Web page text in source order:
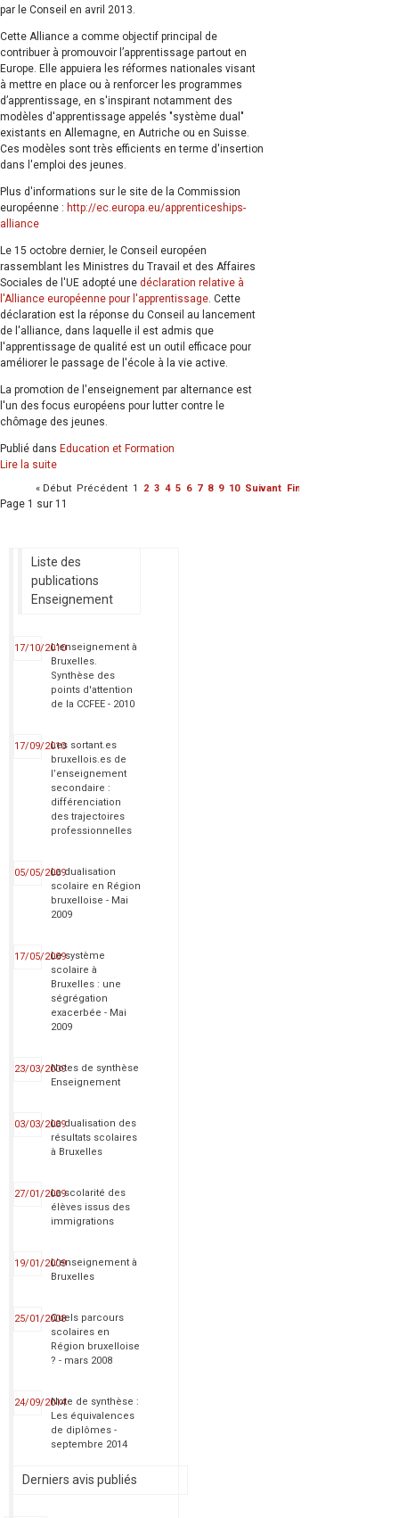
par le Conseil en avril 2013.
Cette Alliance a comme objectif principal de
contribuer à promouvoir l’apprentissage partout en
Europe. Elle appuiera les réformes nationales visant
à mettre en place ou à renforcer les programmes
d’apprentissage, en s'inspirant notamment des
modèles d'apprentissage appelés "système dual"
existants en Allemagne, en Autriche ou en Suisse.
Ces modèles sont très efficients en terme d'insertion
dans l'emploi des jeunes.
Plus d'informations sur le site de la Commission
européenne : http://ec.europa.eu/apprenticeships-
alliance
Le 15 octobre dernier, le Conseil européen
rassemblant les Ministres du Travail et des Affaires
Sociales de l'UE adopté une déclaration relative à
l'Alliance européenne pour l'apprentissage. Cette
déclaration est la réponse du Conseil au lancement
de l'alliance, dans laquelle il est admis que
l'apprentissage de qualité est un outil efficace pour
améliorer le passage de l'école à la vie active.
La promotion de l'enseignement par alternance est
l'un des focus européens pour lutter contre le
chômage des jeunes.
Publié dans Education et Formation
Lire la suite
« Début Précédent 1 2 3 4 5 6 7 8 9 10 Suivant Fin
Page 1 sur 11
Liste des
publications
Enseignement
17/10/2010L'enseignement à
Bruxelles.
Synthèse des
points d'attention
de la CCFEE - 2010
17/09/2010Les sortant.es
bruxellois.es de
l’enseignement
secondaire :
différenciation
des trajectoires
professionnelles
05/05/2009La dualisation
scolaire en Région
bruxelloise - Mai
2009
17/05/2009Le système
scolaire à
Bruxelles : une
ségrégation
exacerbée - Mai
2009
23/03/2009Notes de synthèse
Enseignement
03/03/2009La dualisation des
résultats scolaires
à Bruxelles
27/01/2009La scolarité des
élèves issus des
immigrations
19/01/2009L'enseignement à
Bruxelles
25/01/2008Quels parcours
scolaires en
Région bruxelloise
? - mars 2008
24/09/2014Note de synthèse :
Les équivalences
de diplômes -
septembre 2014
Derniers avis publiés